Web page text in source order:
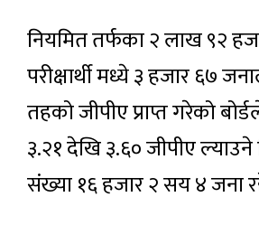
नियमित तर्फका २ लाख ९२
परीक्षार्थी मध्ये ३ हजार ६७
तहको जीपीए प्राप्त गरेको
३.२१ देखि ३.६० जीपीए ल्याउने
संख्या १६ हजार २ सय ४ जना